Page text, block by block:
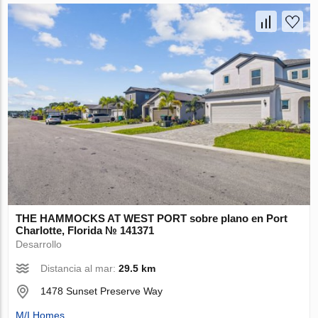
THE HAMMOCKS AT WEST PORT sobre plano en Port
Charlotte, Florida № 141371
Desarrollo
Distancia al mar:29.5 km
1478 Sunset Preserve Way
M/I Homes